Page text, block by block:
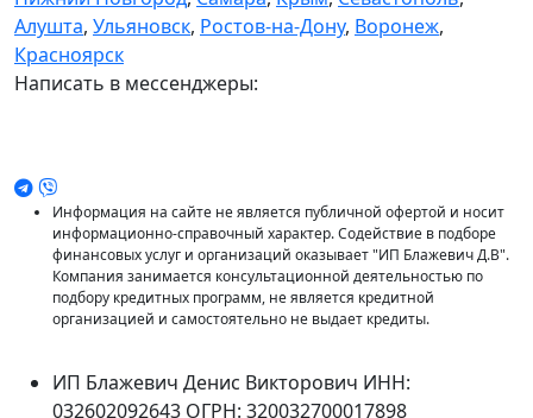
Алушта, Ульяновск, Ростов-на-Дону, Воронеж,
Красноярск
ИП Блажевич Денис Викторович ИНН:
032602092643 ОГРН: 320032700017898
Написать в мессенджеры:
Информация на сайте не является публичной офертой и носит
информационно-справочный характер. Содействие в подборе
финансовых услуг и организаций оказывает "ИП Блажевич Д.В".
Компания занимается консультационной деятельностью по
подбору кредитных программ, не является кредитной
организацией и самостоятельно не выдает кредиты.